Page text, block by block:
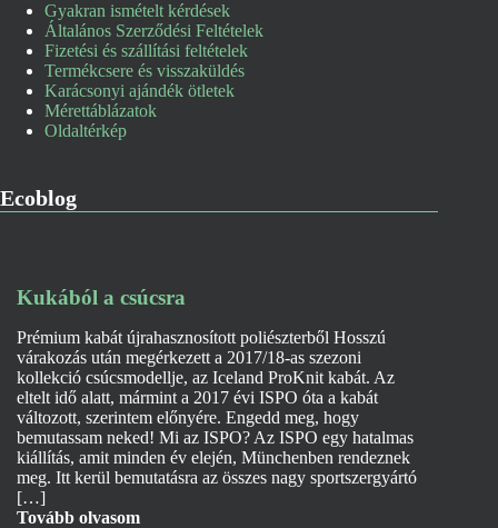
Gyakran ismételt kérdések
Általános Szerződési Feltételek
Fizetési és szállítási feltételek
Termékcsere és visszaküldés
Karácsonyi ajándék ötletek
Mérettáblázatok
Oldaltérkép
Ecoblog
Kukából a csúcsra
Prémium kabát újrahasznosított poliészterből Hosszú
várakozás után megérkezett a 2017/18-as szezoni
kollekció csúcsmodellje, az Iceland ProKnit kabát. Az
eltelt idő alatt, mármint a 2017 évi ISPO óta a kabát
változott, szerintem előnyére. Engedd meg, hogy
bemutassam neked! Mi az ISPO? Az ISPO egy hatalmas
kiállítás, amit minden év elején, Münchenben rendeznek
meg. Itt kerül bemutatásra az összes nagy sportszergyártó
[…]
Tovább olvasom